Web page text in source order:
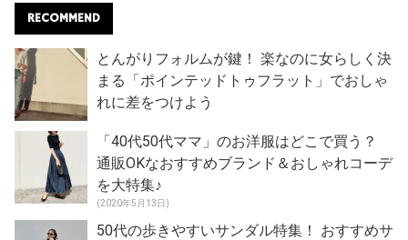
RECOMMEND
とんがりフォルムが鍵！ 楽なのに女らしく決
まる「ポインテッドトゥフラット」でおしゃ
れに差をつけよう
「40代50代ママ」のお洋服はどこで買う？
通販OKなおすすめブランド＆おしゃれコーデ
を大特集♪
(2020年5月13日)
50代の歩きやすいサンダル特集！ おすすめサ